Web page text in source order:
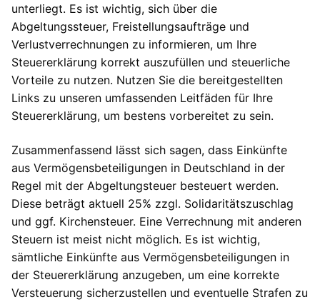
unterliegt. Es ist wichtig, sich über die
Abgeltungssteuer, Freistellungsaufträge und
Verlustverrechnungen zu informieren, um Ihre
Steuererklärung korrekt auszufüllen und steuerliche
Vorteile zu nutzen. Nutzen Sie die bereitgestellten
Links zu unseren umfassenden Leitfäden für Ihre
Steuererklärung, um bestens vorbereitet zu sein.
Zusammenfassend lässt sich sagen, dass Einkünfte
aus Vermögensbeteiligungen in Deutschland in der
Regel mit der Abgeltungsteuer besteuert werden.
Diese beträgt aktuell 25% zzgl. Solidaritätszuschlag
und ggf. Kirchensteuer. Eine Verrechnung mit anderen
Steuern ist meist nicht möglich. Es ist wichtig,
sämtliche Einkünfte aus Vermögensbeteiligungen in
der Steuererklärung anzugeben, um eine korrekte
Versteuerung sicherzustellen und eventuelle Strafen zu